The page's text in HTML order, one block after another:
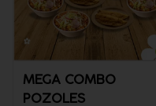
MEGA COMBO
POZOLES